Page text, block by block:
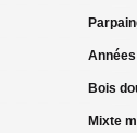
Bois
Mixte